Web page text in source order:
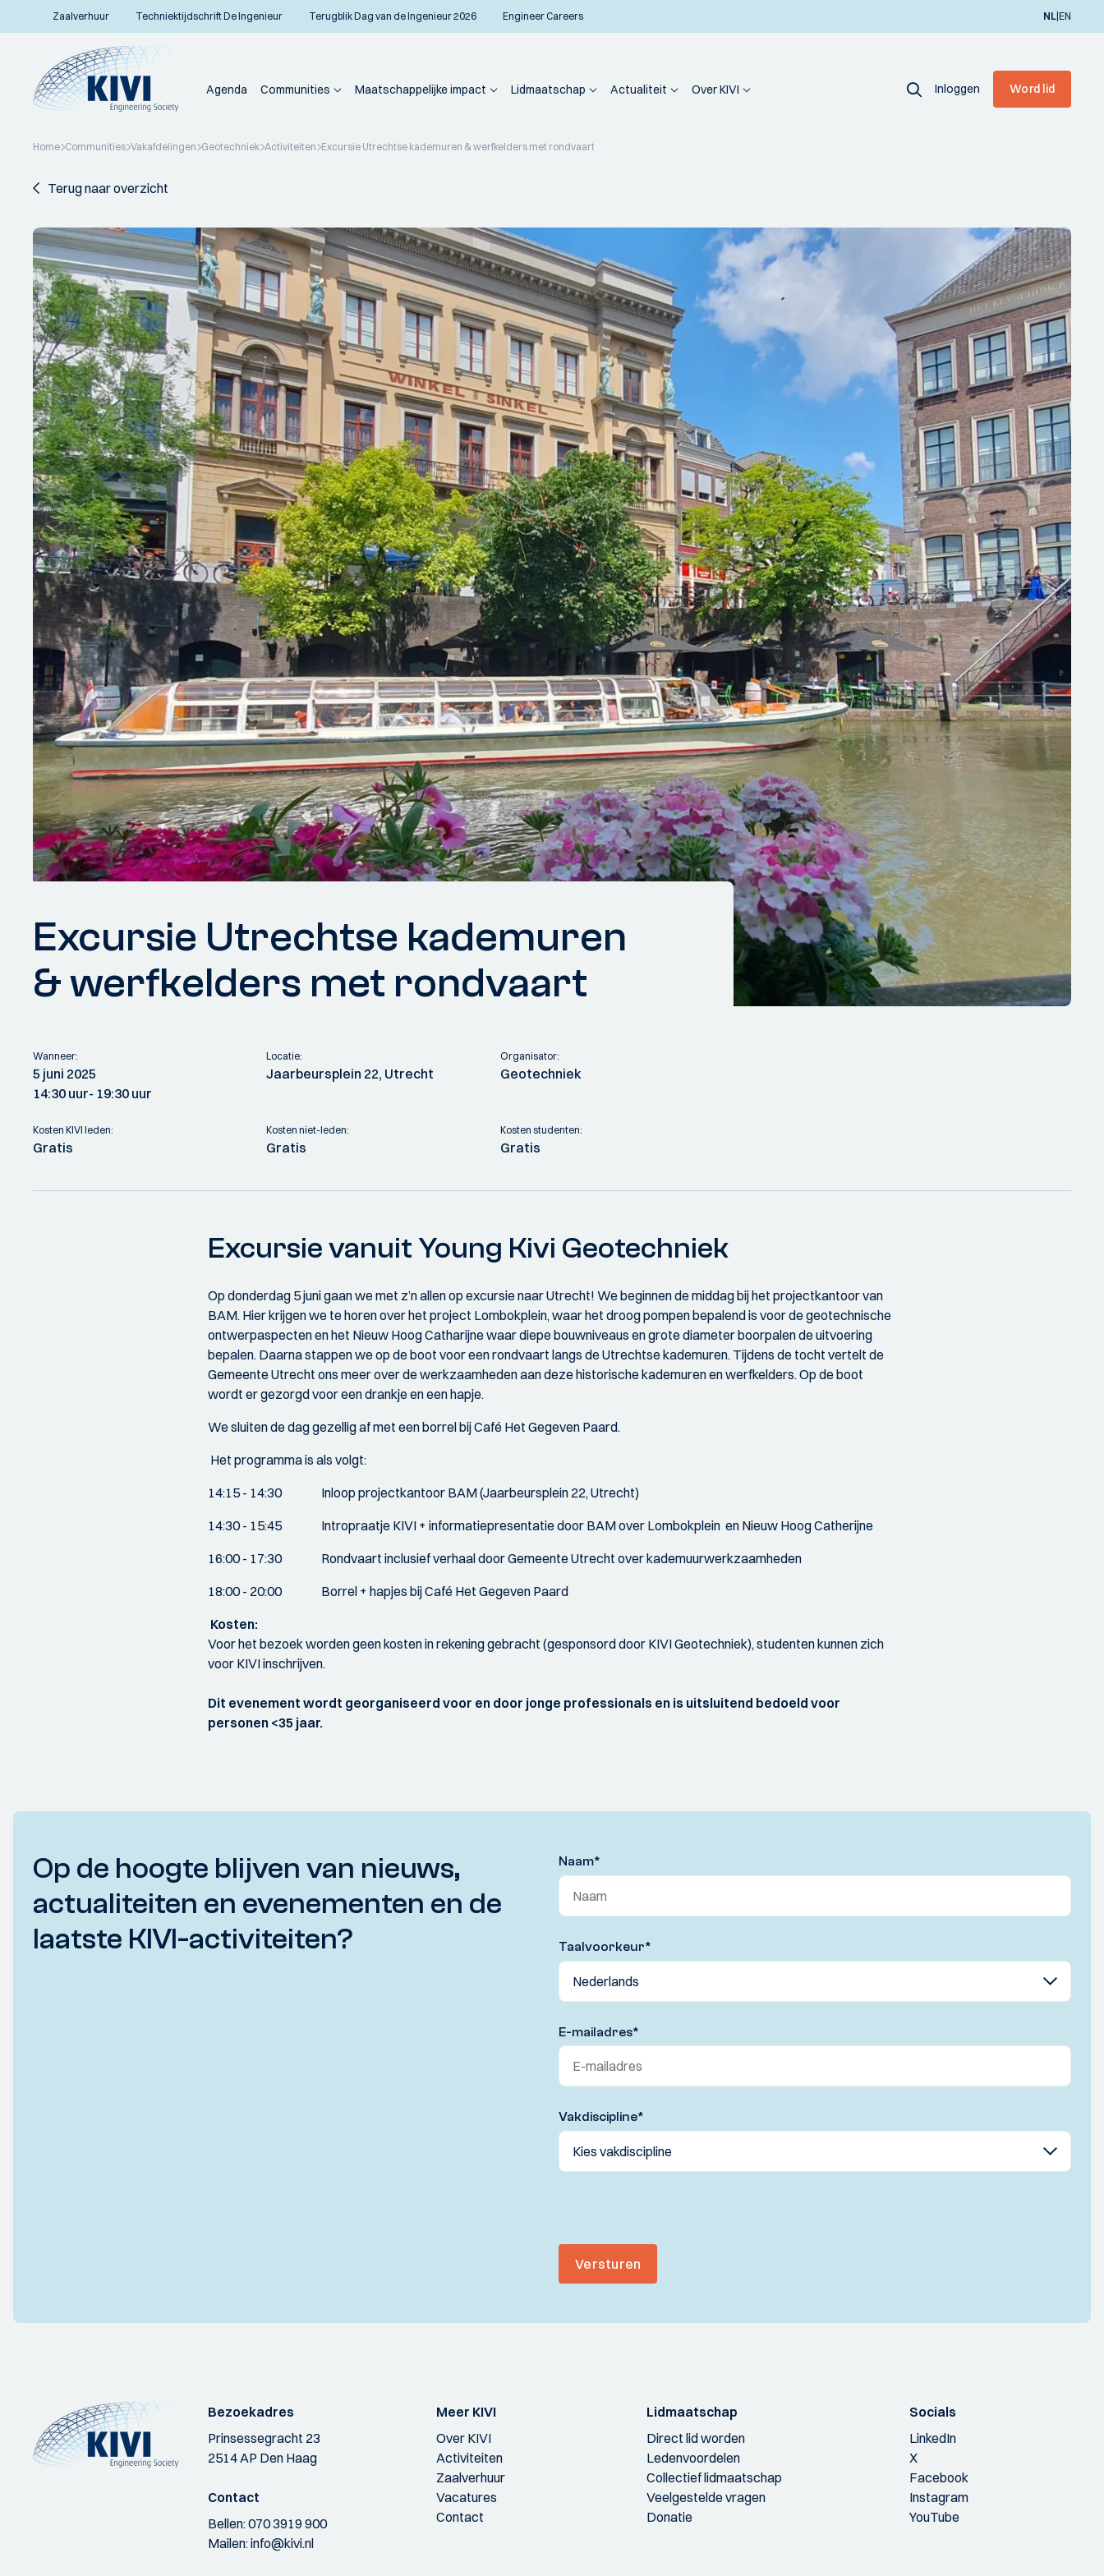
Zaalverhuur Techniektijdschrift De Ingenieur Terugblik Dag van de Ingenieur 2026 Engineer Careers NL|EN
Agenda Communities Maatschappelijke impact Lidmaatschap Actualiteit Over KIVI Inloggen Word lid
Home Communities Vakafdelingen Geotechniek Activiteiten Excursie Utrechtse kademuren & werfkelders met rondvaart
Terug naar overzicht
Excursie Utrechtse kademuren
& werfkelders met rondvaart
Wanneer:
5 juni 2025
14:30 uur- 19:30 uur
Locatie:
Jaarbeursplein 22, Utrecht
Organisator:
Geotechniek
Kosten KIVI leden:
Gratis
Kosten niet-leden:
Gratis
Kosten studenten:
Gratis
Excursie vanuit Young Kivi Geotechniek
Op donderdag 5 juni gaan we met z’n allen op excursie naar Utrecht! We beginnen de middag bij het projectkantoor van
BAM. Hier krijgen we te horen over het project Lombokplein, waar het droog pompen bepalend is voor de geotechnische
ontwerpaspecten en het Nieuw Hoog Catharijne waar diepe bouwniveaus en grote diameter boorpalen de uitvoering
bepalen. Daarna stappen we op de boot voor een rondvaart langs de Utrechtse kademuren. Tijdens de tocht vertelt de
Gemeente Utrecht ons meer over de werkzaamheden aan deze historische kademuren en werfkelders. Op de boot
wordt er gezorgd voor een drankje en een hapje.
We sluiten de dag gezellig af met een borrel bij Café Het Gegeven Paard.
Het programma is als volgt:
14:15 - 14:30 Inloop projectkantoor BAM (Jaarbeursplein 22, Utrecht)
14:30 - 15:45 Intropraatje KIVI + informatiepresentatie door BAM over Lombokplein en Nieuw Hoog Catherijne
16:00 - 17:30 Rondvaart inclusief verhaal door Gemeente Utrecht over kademuurwerkzaamheden
18:00 - 20:00 Borrel + hapjes bij Café Het Gegeven Paard
Kosten:
Voor het bezoek worden geen kosten in rekening gebracht (gesponsord door KIVI Geotechniek), studenten kunnen zich
voor KIVI inschrijven.
Dit evenement wordt georganiseerd voor en door jonge professionals en is uitsluitend bedoeld voor
personen <35 jaar.
Op de hoogte blijven van nieuws,
actualiteiten en evenementen en de
laatste KIVI-activiteiten?
Naam*
Taalvoorkeur*
E-mailadres*
Vakdiscipline*
Versturen
Bezoekadres
Prinsessegracht 23
2514 AP Den Haag
Contact
Bellen:070 3919 900
Mailen:info@kivi.nl
Meer KIVI
Over KIVI
Activiteiten
Zaalverhuur
Vacatures
Contact
Lidmaatschap
Direct lid worden
Ledenvoordelen
Collectief lidmaatschap
Veelgestelde vragen
Donatie
Socials
LinkedIn
X
Facebook
Instagram
YouTube